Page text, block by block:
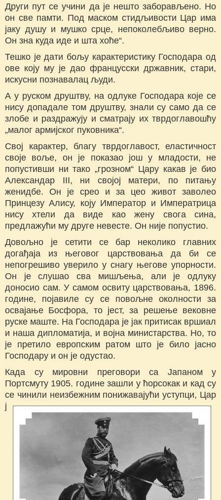
Други пут се учини да је нешто заборављено. Но
он све памти. Под маском стидљивости Цар има
јаку душу и мушко срце, непоколебљиво верно.
Он зна куда иде и шта хоће“.
Тешко је дати бољу карактеристику Господара од
ове коју му је дао францусски државник, стари,
искусни познавалац људи.
А у руском друштву, на одлуке Господара које се
нису допадале том друштву, знали су само да се
злобе и раздражују и сматрају их тврдоглавошћу
„малог армијског пуковника“.
Свој карактер, благу тврдоглавост, еластичност
своје воље, он је показао још у младости, не
попустивши ни тако „грозном“ Цару какав је био
Александар III, ни својој матери, по питању
женидбе. Он је срео и за цео живот заволео
Принцезу Алису, коју Император и Императрица
нису хтели да виде као жену свога сина,
предлажући му друге невесте. Он није попустио.
Довољно је сетити се бар неколико главних
догађаја из његовог царствовања да би се
непогрешиво уверило у снагу његове упорности.
Он је слушао сва мишљења, али је одлуку
доносио сам. У самом освиту царствовања, 1896.
године, појавиле су се повољне околности за
освајање Босфора, то јест, за решење вековне
руске маште. На Господара је јак притисак вршиал
и наша дипломатија, и војна министарства. Но, то
је претило европским ратом што је било јасно
Господару и он је одустао.
Када су мировни преговори са Јапаном у
Портсмуту 1905. године зашли у ћорсокак и кад су
се чинили неизбежним понижавајући уступци, Цар
ј